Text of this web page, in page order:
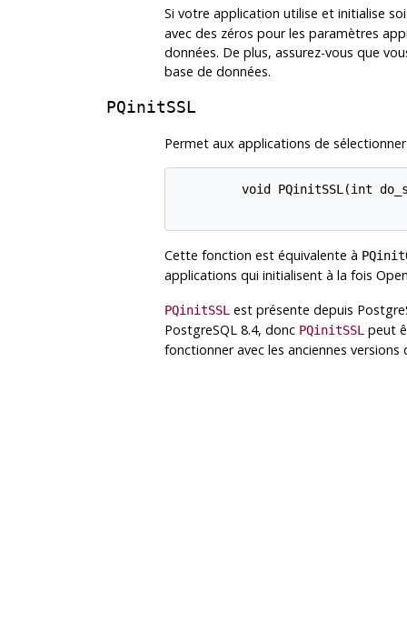
Si votre application utilise et initialise
avec des zéros pour les paramètres
données. De plus, assurez-vous que
base de données.
PQinitSSL
Permet aux applications de
void PQinitSSL(int
Cette fonction est équivalente à
applications qui initialisent à la fois
PQinitSSL est présente depuis
PostgreSQL8.4, donc PQinitSSL peut
fonctionner avec les anciennes versions